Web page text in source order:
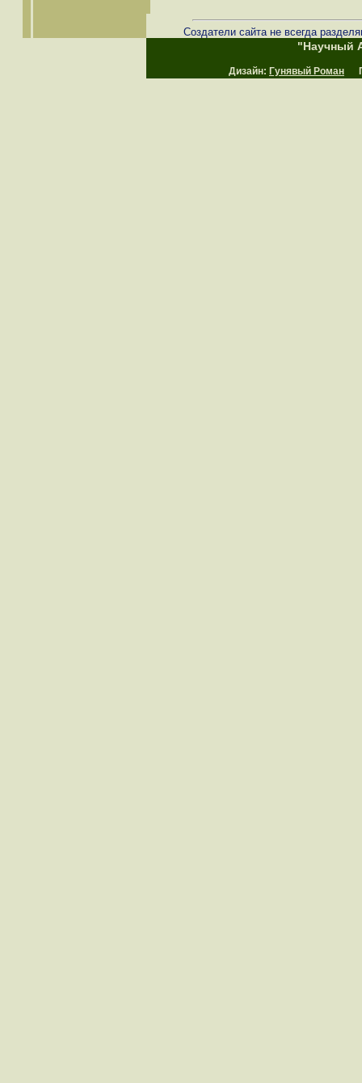
Создатели сайта не всегда
"Научный
Дизайн: Гунявый Роман